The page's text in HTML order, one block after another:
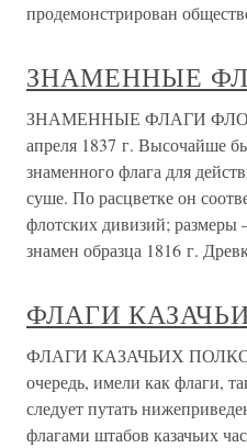
продемонстрирован
ЗНАМЕННЫЕ
ЗНАМЕННЫЕ ФЛАГИ
апреля 1837 г. Высочайше
знаменного флага для
суше. По расцветке он
флотских дивизий;
знамен образца 1816 г.
ФЛАГИ
ФЛАГИ КАЗАЧЬИХ ПОЛКОВ
очередь, имели как флаги,
следует путать
флагами штабов казачьих